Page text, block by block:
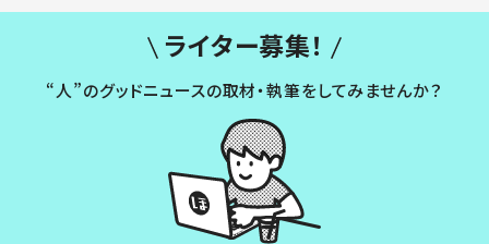
ライター募集！
“人”のグッドニュースの取材・執筆をしてみませんか？